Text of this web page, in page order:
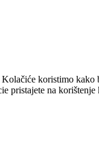
koristimo kako
pristajete na korištenje